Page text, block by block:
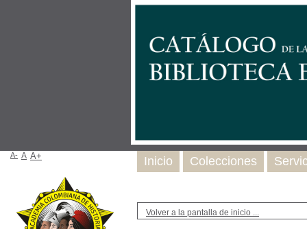
Volver a la pantalla de inicio ...
Inicio Colecciones
A- A A+